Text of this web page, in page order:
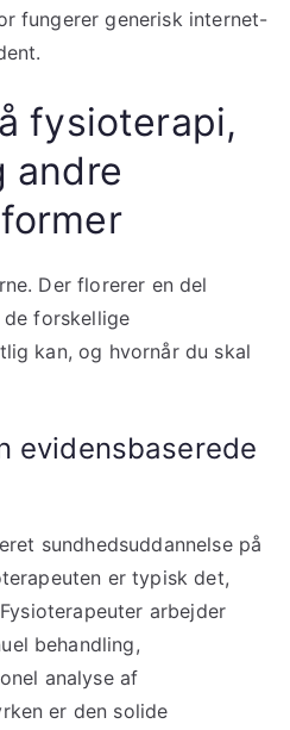
fungerer generisk internet-
fysioterapi,
andre
Der florerer en del
forskellige
kan, og hvornår du skal
evidensbaserede
sundhedsuddannelse på
er typisk det,
arbejder
behandling,
analyse af
er den solide